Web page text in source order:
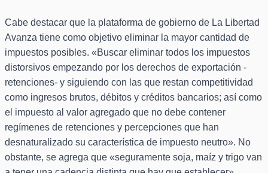
Cabe destacar que la plataforma de gobierno de La Libertad
Avanza tiene como objetivo eliminar la mayor cantidad de
impuestos posibles. «Buscar eliminar todos los impuestos
distorsivos empezando por los derechos de exportación -
retenciones- y siguiendo con las que restan competitividad
como ingresos brutos, débitos y créditos bancarios; así como
el impuesto al valor agregado que no debe contener
regímenes de retenciones y percepciones que han
desnaturalizado su característica de impuesto neutro». No
obstante, se agrega que «seguramente soja, maíz y trigo van